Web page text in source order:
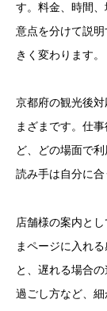
す。料金、時間
意点を分けて説
きく変わります。
京都府の観光後
まざまです。仕
ど、どの場面で
読み手は自分に合
店舗様の案内と
まページに入れ
と、遅れる場合
過ごし方など、